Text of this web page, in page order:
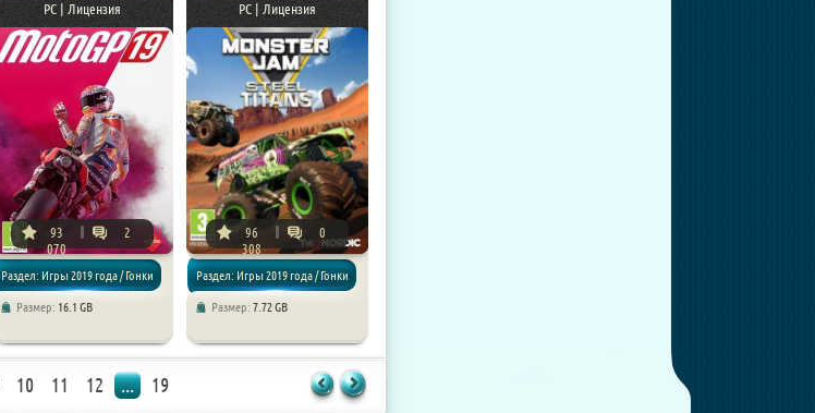
PC | Лицензия
93
070
2
Раздел: Игры 2019 года / Гонки
Размер: 16.1 GB
PC | Лицензия
96
308
0
Раздел: Игры 2019 года / Гонки
Размер: 7.72 GB
10 11 12 ... 19